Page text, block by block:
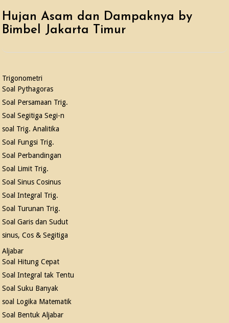
Hujan Asam dan Dampaknya by
Bimbel Jakarta Timur
Trigonometri
Soal Pythagoras
Soal Persamaan Trig.
Soal Segitiga Segi-n
soal Trig. Analitika
Soal Fungsi Trig.
Soal Perbandingan
Soal Limit Trig.
Soal Sinus Cosinus
Soal Integral Trig.
Soal Turunan Trig.
Soal Garis dan Sudut
sinus, Cos & Segitiga
Aljabar
Soal Hitung Cepat
Soal Integral tak Tentu
Soal Suku Banyak
soal Logika Matematik
Soal Bentuk Aljabar